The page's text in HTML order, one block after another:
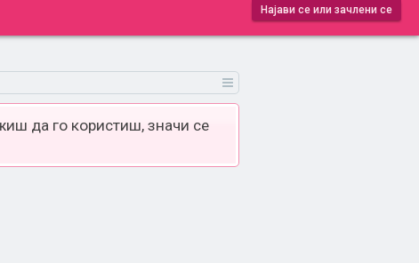
Најави се или зачлени се
да го користиш, значи се